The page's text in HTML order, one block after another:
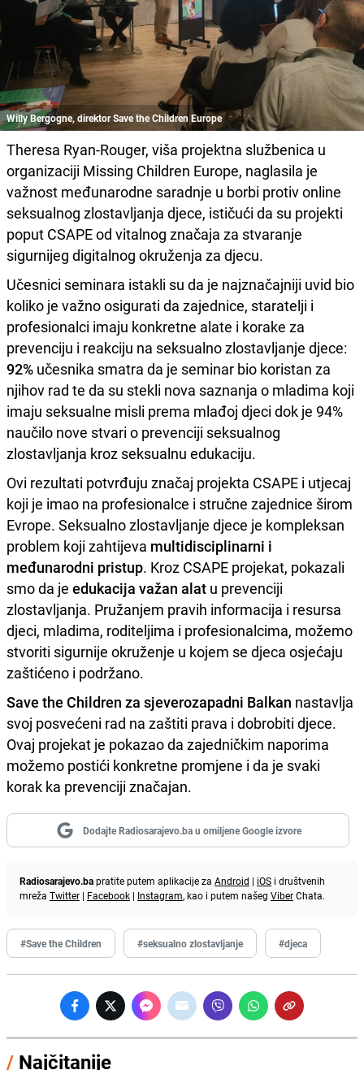
Willy Bergogne, direktor Save the Children Europe
Theresa Ryan-Rouger, viša projektna službenica u
organizaciji Missing Children Europe, naglasila je
važnost međunarodne saradnje u borbi protiv online
seksualnog zlostavljanja djece, ističući da su projekti
poput CSAPE od vitalnog značaja za stvaranje
sigurnijeg digitalnog okruženja za djecu.
Učesnici seminara istakli su da je najznačajniji uvid bio
koliko je važno osigurati da zajednice, staratelji i
profesionalci imaju konkretne alate i korake za
prevenciju i reakciju na seksualno zlostavljanje djece:
92% učesnika smatra da je seminar bio koristan za
njihov rad te da su stekli nova saznanja o mladima koji
imaju seksualne misli prema mlađoj djeci dok je 94%
naučilo nove stvari o prevenciji seksualnog
zlostavljanja kroz seksualnu edukaciju.
Ovi rezultati potvrđuju značaj projekta CSAPE i utjecaj
koji je imao na profesionalce i stručne zajednice širom
Evrope. Seksualno zlostavljanje djece je kompleksan
problem koji zahtijeva multidisciplinarni i
međunarodni pristup. Kroz CSAPE projekat, pokazali
smo da je edukacija važan alat u prevenciji
zlostavljanja. Pružanjem pravih informacija i resursa
djeci, mladima, roditeljima i profesionalcima, možemo
stvoriti sigurnije okruženje u kojem se djeca osjećaju
zaštićeno i podržano.
Save the Children za sjeverozapadni Balkan nastavlja
svoj posvećeni rad na zaštiti prava i dobrobiti djece.
Ovaj projekat je pokazao da zajedničkim naporima
možemo postići konkretne promjene i da je svaki
korak ka prevenciji značajan.
Dodajte Radiosarajevo.ba u omiljene Google izvore
Radiosarajevo.bapratite putem aplikacije za Android | iOS i društvenih
mreža Twitter | Facebook | Instagram, kao i putem našeg ViberChata.
#Save the Children #seksualno zlostavljanje #djeca
/ Najčitanije